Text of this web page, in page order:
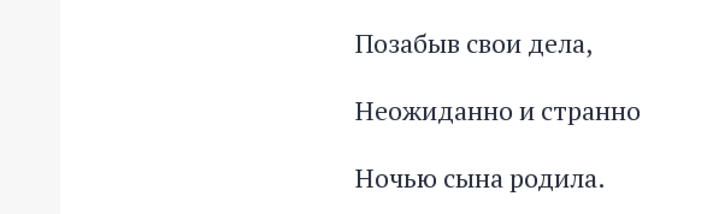
Позабыв свои дела,
Неожиданно и странно
Ночью сына родила.